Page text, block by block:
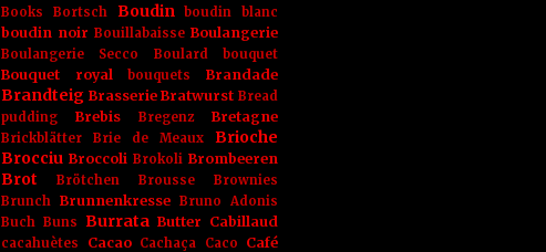
Books
Bortsch Boudin boudin blanc
boudin noir Bouillabaisse Boulangerie
Boulangerie Secco Boulard bouquet
Bouquet royal bouquets Brandade
Brandteig Brasserie Bratwurst Bread
pudding
Brebis Bregenz Bretagne
Brickblätter Brie de Meaux
Brioche
Brocciu Broccoli Brokoli Brombeeren
Brot Brötchen Brousse
Brownies
Brunch Brunnenkresse Bruno Adonis
Buch Buns Burrata Butter Cabillaud
cacahuètes Cacao Cachaça Caco Café